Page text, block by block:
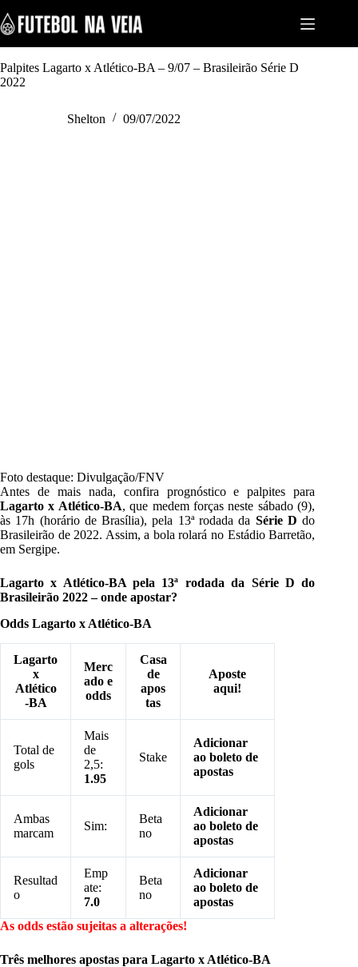
k
i
p
t
o
Palpites Lagarto x Atlético-BA – 9/07 – Brasileirão Série D
2022
Shelton 09/07/2022
Foto destaque: Divulgação/FNV
Antes de mais nada, confira prognóstico e palpites para
Lagarto x Atlético-BA, que medem forças neste sábado (9),
às 17h (horário de Brasília), pela 13ª rodada da Série D do
Brasileirão de 2022. Assim, a bola rolará no Estádio Barretão,
em Sergipe.
Lagarto x Atlético-BA pela 13ª rodada da Série D do
Brasileirão 2022 – onde apostar?
Odds Lagarto x Atlético-BA
Lagarto
x
Atlético
-BA
Merc
ado e
odds
Casa
de
apos
tas
Aposte
aqui!
Total de
gols
Mais
de
2,5:
1.95
Stake
Adicionar
ao boleto de
apostas
Ambas
marcam
Sim:
Beta
no
Adicionar
ao boleto de
apostas
Resultad
o
Emp
ate:
7.0
Beta
no
Adicionar
ao boleto de
apostas
As odds estão sujeitas a alterações!
Três melhores apostas para Lagarto x Atlético-BA